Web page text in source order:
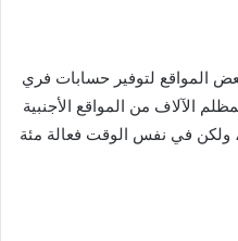
المواقع لتوفير حسابات فري
الآلاف من المواقع الأجنبية
، ولكن في نفس الوقت فعالة مئة